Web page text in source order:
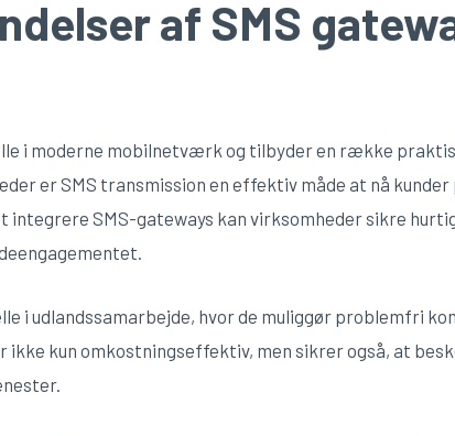
af SMS
i moderne mobilnetværk og tilbyder en række
er SMS transmission en effektiv måde at nå
integrere SMS-gateways kan virksomheder sikre
i udlandssamarbejde, hvor de muliggør problemfri
kun omkostningseffektiv, men sikrer også, at